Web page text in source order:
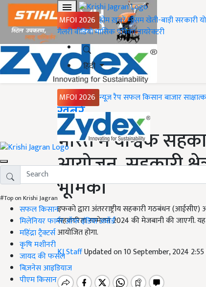
MFOI 2026 होमख़बरेंमौसमखेती-बाड़ीसरकारी
गैलरीवीडियोमासिक पत्रिकाडायरेक्टरी
हिंदी
MFOI 2026 न्यूज़ रैपसफल किसानबाजार
#Top on Krishi Jagran
सफल किसान
मिलेनियर फार्मर ऑफ इंडिया अवॉर्ड
महिंद्रा ट्रैक्टर्स
कृषि मशीनरी
जायद की फसल
बिज़नेस आइडियाज
पीएम किसान
Home
ख़बरें
भारत में वैश्विक
आयोजन, सहकारी
भूमिका
इफको द्वारा अंतरराष्ट्रीय सहकारी गठबंधन
सहकारिता सम्मेलन 2024 की मेजबानी की जाएगी.
आयोजित होगा.
KJ StaffUpdated on 10 September, 2024